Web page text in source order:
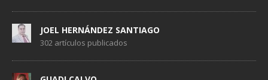
JOEL HERNÁNDEZ SANTIAGO
302 artículos publicados